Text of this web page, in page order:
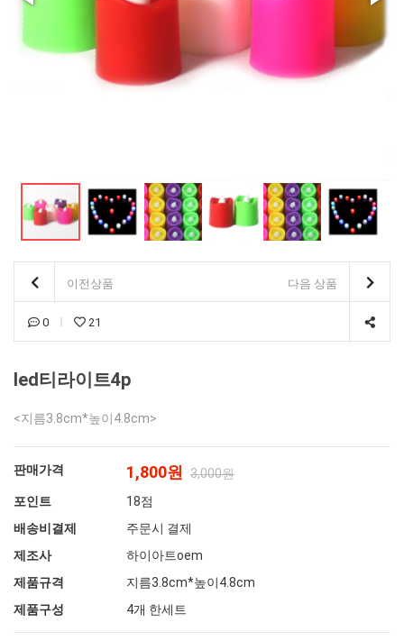
이전상품 다음 상품
0 21
led티라이트4p
<지름3.8cm*높이4.8cm>
판매가격 1,800원
3,000원
포인트
18점
배송비결제
주문시 결제
제조사
하이아트oem
제품규격
지름3.8cm*높이4.8cm
제품구성
4개 한세트